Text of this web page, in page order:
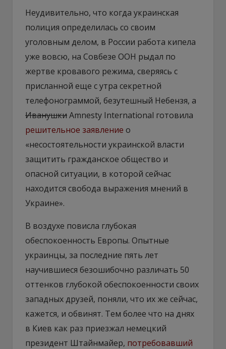
Неудивительно, что когда украинская
полиция определилась со своим
уголовным делом, в России работа кипела
уже вовсю, на Совбезе ООН рыдал по
жертве кровавого режима, сверяясь с
присланной еще с утра секретной
телефонограммой, безутешный Небензя, а
ИванушкиAmnesty International готовила
решительное заявление о
«несостоятельности украинской власти
защитить гражданское общество и
опасной ситуации, в которой сейчас
находится свобода выражения мнений в
Украине».
В воздухе повисла глубокая
обеспокоенность Европы. Опытные
украинцы, за последние пять лет
научившиеся безошибочно различать 50
оттенков глубокой обеспокоенности своих
западных друзей, поняли, что их же сейчас,
кажется, и обвинят. Тем более что на днях
в Киев как раз приезжал немецкий
президент Штайнмайер, потребовавший